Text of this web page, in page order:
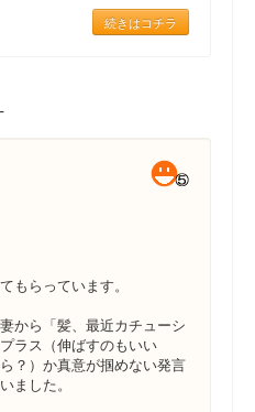
続きはコチラ
もらっています。
から「髪、最近カチューシ
ラス（伸ばすのもいい
？）か真意が掴めない発言
ました。